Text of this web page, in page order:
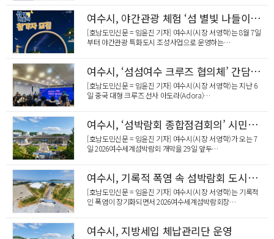
여수시, 야간관광 체험 ‘섬 별빛 나들이’ 참가자 모집
[호남도민신문 = 임윤진 기자] 여수시(시장 서영학)는 8월 7일
부터 야간관광 특화도시 조성사업으로 운영하는…
여수시, ‘섬섬여수 크루즈 협의체’ 간담회 개최
[호남도민신문 = 임윤진 기자] 여수시(시장 서영학)는 지난 6
일 중국 대형 크루즈 선사 아도라(Adora)…
여수시, ‘섬박람회 종합점검회의’ 시민공개 토론회의 개최
[호남도민신문 = 임윤진 기자] 여수시(시장 서영학)가 오는 7
일 2026여수세계섬박람회 개막을 29일 앞두…
여수시, 기록적 폭염 속 섬박람회 도시숲 ‘비상 급수’ 체계 가동
[호남도민신문 = 임윤진 기자] 여수시(시장 서영학)는 기록적
인 폭염이 장기화되면서 2026여수세계섬박람회장…
여수시, 지방세입 체납관리단 운영